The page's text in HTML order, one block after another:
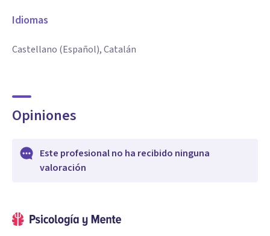
Idiomas
Castellano (Español), Catalán
Opiniones
Este profesional no ha recibido ninguna
valoración